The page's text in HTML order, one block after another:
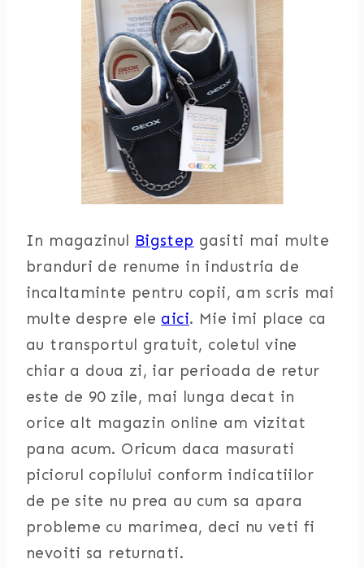
In magazinul Bigstep gasiti mai multe
branduri de renume in industria de
incaltaminte pentru copii, am scris mai
multe despre ele aici. Mie imi place ca
au transportul gratuit, coletul vine
chiar a doua zi, iar perioada de retur
este de 90 zile, mai lunga decat in
orice alt magazin online am vizitat
pana acum. Oricum daca masurati
piciorul copilului conform indicatiilor
de pe site nu prea au cum sa apara
probleme cu marimea, deci nu veti fi
nevoiti sa returnati.